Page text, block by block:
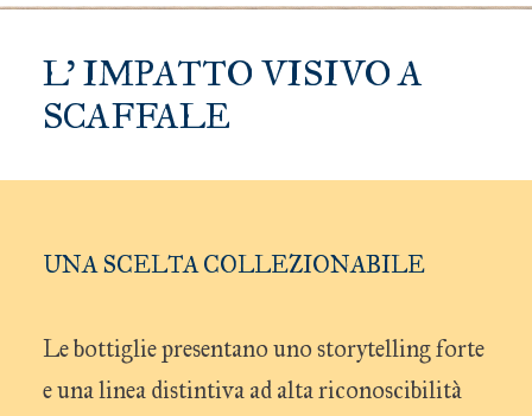
L’ IMPATTO VISIVO A
SCAFFALE
UNA SCELTA COLLEZIONABILE
Le bottiglie presentano uno storytelling forte
e una linea distintiva ad alta riconoscibilità